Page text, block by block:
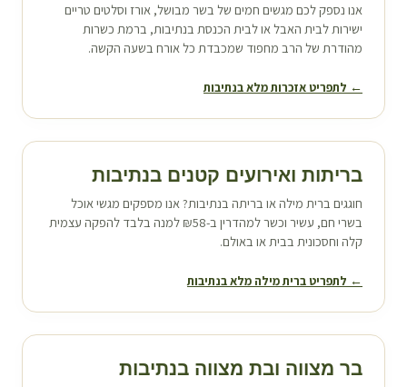
אנו נספק לכם מגשים חמים של בשר מבושל, אורז וסלטים טריים
ישירות לבית האבל או לבית הכנסת בנתיבות, ברמת כשרות
מהודרת של הרב מחפוד שמכבדת כל אורח בשעה הקשה.
← לתפריט אזכרות מלא בנתיבות
בריתות ואירועים קטנים בנתיבות
חוגגים ברית מילה או בריתה בנתיבות? אנו מספקים מגשי אוכל
בשרי חם, עשיר וכשר למהדרין ב-₪58 למנה בלבד להפקה עצמית
קלה וחסכונית בבית או באולם.
← לתפריט ברית מילה מלא בנתיבות
בר מצווה ובת מצווה בנתיבות